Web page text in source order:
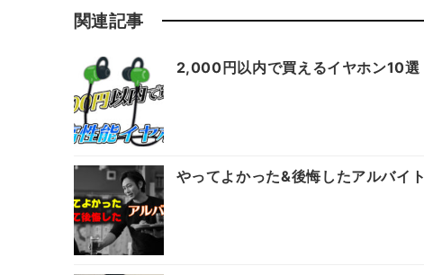
関連記事
2,000円以内で買えるイヤホン10選
やってよかった&後悔したアルバイ